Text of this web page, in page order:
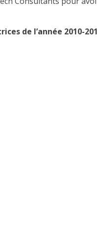
de l’année 2010-